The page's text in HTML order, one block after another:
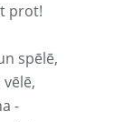
prot!
spēlē,
-